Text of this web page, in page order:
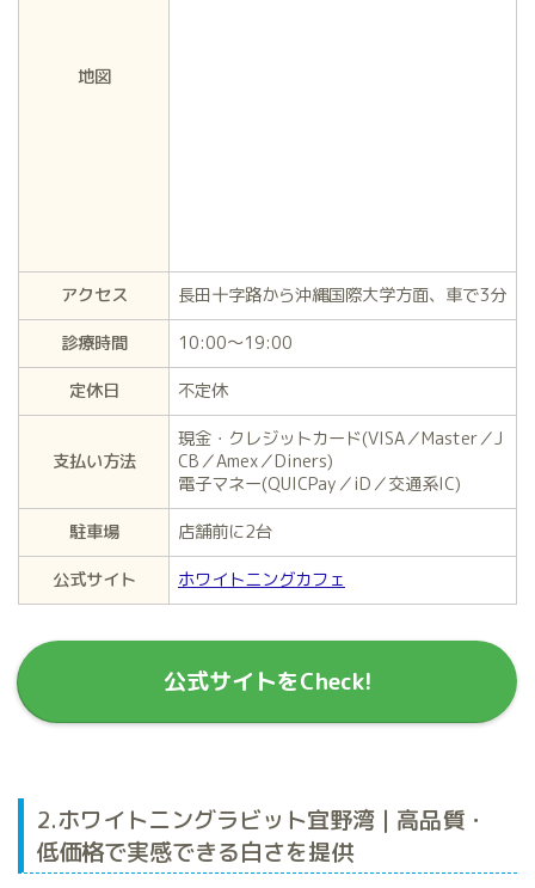
地図
アクセス
長田十字路から沖縄国際大学方面、車で3分
診療時間
10:00〜19:00
定休日
不定休
支払い方法
現金・クレジットカード(VISA／Master／J
CB／Amex／Diners)
電子マネー(QUICPay／iD／交通系IC)
駐車場
店舗前に2台
公式サイト
ホワイトニングカフェ
公式サイトをCheck!
2.ホワイトニングラビット宜野湾 | 高品質・
低価格で実感できる白さを提供